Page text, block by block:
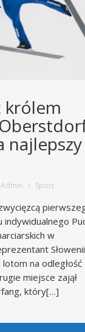
królem
najlepszy
Admin Sport
indywidualnego
w
Słowenii
na odległość
miejsce zajął
który[…]